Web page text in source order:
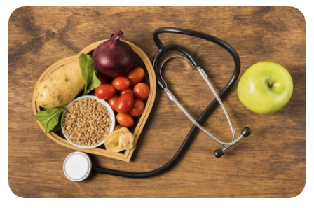
İletişim
E-Randevu
Check UpDoğum Paketleri
0 (216) 397 5900
info@pendikyuzyilhastanesi.com